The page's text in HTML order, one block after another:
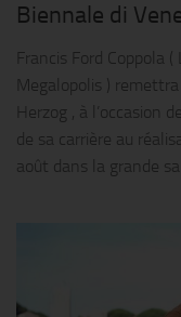
Biennale di
Francis Ford Coppola
Megalopolis )
Herzog , à l’occasion
de sa carrière au
août dans la grande